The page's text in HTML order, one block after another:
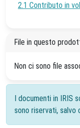
2.1 Contributo in
File in questo
Non ci sono file
I documenti in IRIS
sono riservati, salvo